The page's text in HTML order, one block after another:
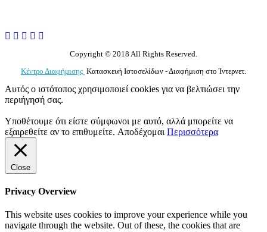
Copyright © 2018 All Rights Reserved.
Κέντρο Διαφήμισης Κατασκευή Ιστοσελίδων - Διαφήμιση στο Ίντερνετ.
Αυτός ο ιστότοπος χρησιμοποιεί cookies για να βελτιώσει την
περιήγησή σας.
Υποθέτουμε ότι είστε σύμφωνοι με αυτό, αλλά μπορείτε να
εξαιρεθείτε αν το επιθυμείτε. Αποδέχομαι Περισσότερα
Close
Privacy Overview
This website uses cookies to improve your experience while you
navigate through the website. Out of these, the cookies that are